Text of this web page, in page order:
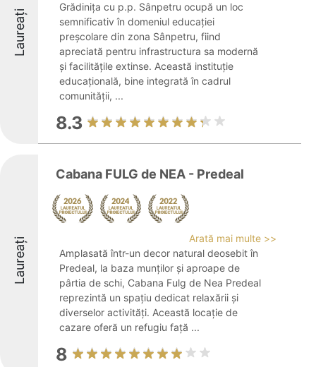
Laureați
Grădinița cu p.p. Sânpetru ocupă un loc
semnificativ în domeniul educației
preșcolare din zona Sânpetru, fiind
apreciată pentru infrastructura sa modernă
și facilitățile extinse. Această instituție
educațională, bine integrată în cadrul
comunității, ...
8.3
Laureați
Cabana FULG de NEA - Predeal
Arată mai multe >>
Amplasată într-un decor natural deosebit în
Predeal, la baza munților și aproape de
pârtia de schi, Cabana Fulg de Nea Predeal
reprezintă un spațiu dedicat relaxării și
diverselor activități. Această locație de
cazare oferă un refugiu față ...
8